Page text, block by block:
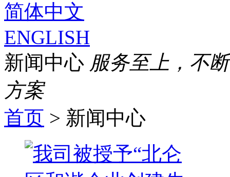
简体中文
ENGLISH
新闻中心 服务至上，不
方案
首页 > 新闻中心